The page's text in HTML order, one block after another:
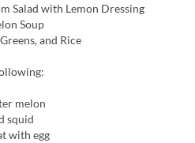
Salad with Lemon Dressing
Soup
and Rice
melon
squid
with egg